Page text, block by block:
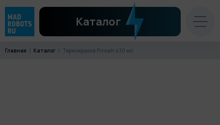
Каталог
Главная Каталог Термокружка Pinkah 430 мл